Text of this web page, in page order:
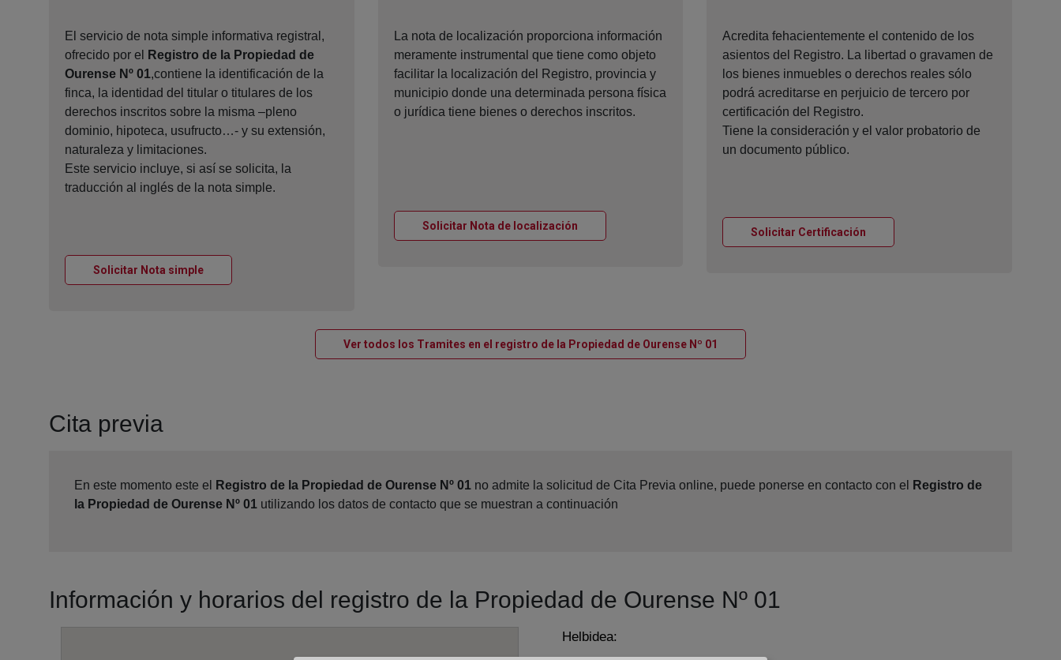
El servicio de nota simple informativa registral,
ofrecido por el
Registro de la Propiedad de
Ourense Nº 01,contiene la identificación de la
finca, la identidad del titular o titulares de los
derechos inscritos sobre la misma –pleno
dominio, hipoteca, usufructo…- y su extensión,
naturaleza y limitaciones.
Este servicio incluye, si así se solicita, la
traducción al inglés de la nota simple.
Solicitar Nota simpleVentana nueva
La nota de localización proporciona información
meramente instrumental que tiene como objeto
facilitar la localización del Registro, provincia y
municipio donde una determinada persona física
o jurídica tiene bienes o derechos inscritos.
Solicitar Nota de localizaciónVentana nueva
Acredita fehacientemente el contenido de los
asientos del Registro. La libertad o gravamen de
los bienes inmuebles o derechos reales sólo
podrá acreditarse en perjuicio de tercero por
certificación del Registro.
Tiene la consideración y el valor probatorio de
un documento público.
Solicitar Certificación
Ver todos los Tramites en el registro de la Propiedad de Ourense Nº 01
Cita previa
En este momento este el Registro de la Propiedad de Ourense Nº 01 no admite la solicitud de Cita Previa online, puede ponerse en contacto con el
Registro de
la Propiedad de Ourense Nº 01 utilizando los datos de contacto que se muestran a continuación
Información y horarios del registro de la Propiedad de Ourense Nº 01
Helbidea: